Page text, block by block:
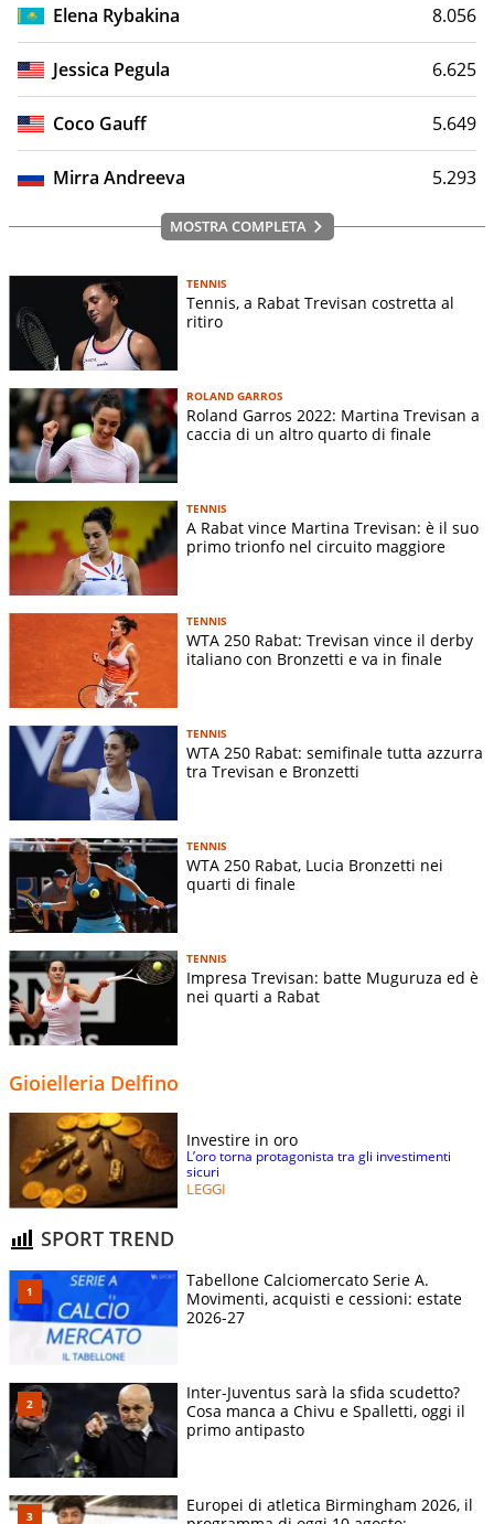
Elena Rybakina 8.056
Jessica Pegula 6.625
Coco Gauff 5.649
Mirra Andreeva 5.293
MOSTRA COMPLETA
TENNIS
Tennis, a Rabat Trevisan costretta al
ritiro
ROLAND GARROS
Roland Garros 2022: Martina Trevisan a
caccia di un altro quarto di finale
TENNIS
A Rabat vince Martina Trevisan: è il suo
primo trionfo nel circuito maggiore
TENNIS
WTA 250 Rabat: Trevisan vince il derby
italiano con Bronzetti e va in finale
TENNIS
WTA 250 Rabat: semifinale tutta azzurra
tra Trevisan e Bronzetti
TENNIS
WTA 250 Rabat, Lucia Bronzetti nei
quarti di finale
TENNIS
Impresa Trevisan: batte Muguruza ed è
nei quarti a Rabat
Gioielleria Delfino
Investire in oro
L’oro torna protagonista tra gli investimenti
sicuri
LEGGI
SPORT TREND
Tabellone Calciomercato Serie A.
Movimenti, acquisti e cessioni: estate
2026-27
Inter-Juventus sarà la sfida scudetto?
Cosa manca a Chivu e Spalletti, oggi il
primo antipasto
Europei di atletica Birmingham 2026, il